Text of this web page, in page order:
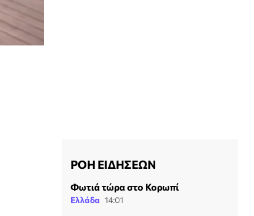
ΡΟΗ ΕΙΔΗΣΕΩΝ
Φωτιά τώρα στο Κορωπί
Ελλάδα 14:01